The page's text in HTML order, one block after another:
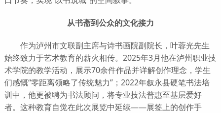
从书斋到公众的文化接力
作为泸州市文联副主席与诗书画院副院长，叶蓉光先生
始终致力于艺术教育的薪火相传。2025年3月他在泸州职业技
术学院的教学活动，展示70余件作品并详解创作理念，学生
们感慨“零距离领略了传统魅力”；2022年叙永县硬笔书法培
训中，他更被聘为书法顾问，将专业技法普惠至基层爱好
者。这种教育自觉在此次展览中延续——展签上的创作手